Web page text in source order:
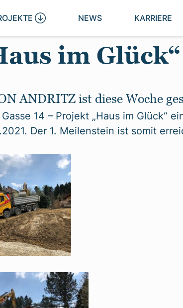
 NEWS KARRIERE
im Glück“
ANDRITZ ist diese Woche
14 – Projekt „Haus im Glück“
Der 1. Meilenstein ist somit